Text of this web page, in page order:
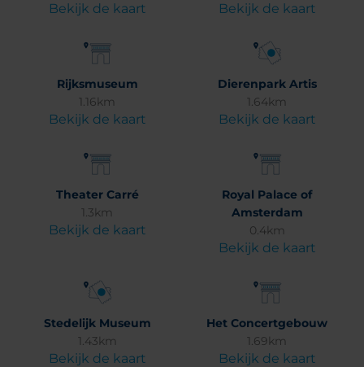
Bekijk de kaart Bekijk de kaart
Rijksmuseum
1.16km
Bekijk de kaart
Dierenpark Artis
1.64km
Bekijk de kaart
Theater Carré
1.3km
Bekijk de kaart
Royal Palace of
Amsterdam
0.4km
Bekijk de kaart
Stedelijk Museum
1.43km
Bekijk de kaart
Het Concertgebouw
1.69km
Bekijk de kaart